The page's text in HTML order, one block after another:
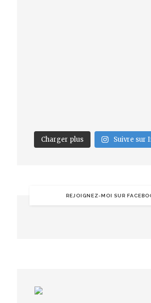
Charger plus Suivre sur
REJOIGNEZ-MOI SUR